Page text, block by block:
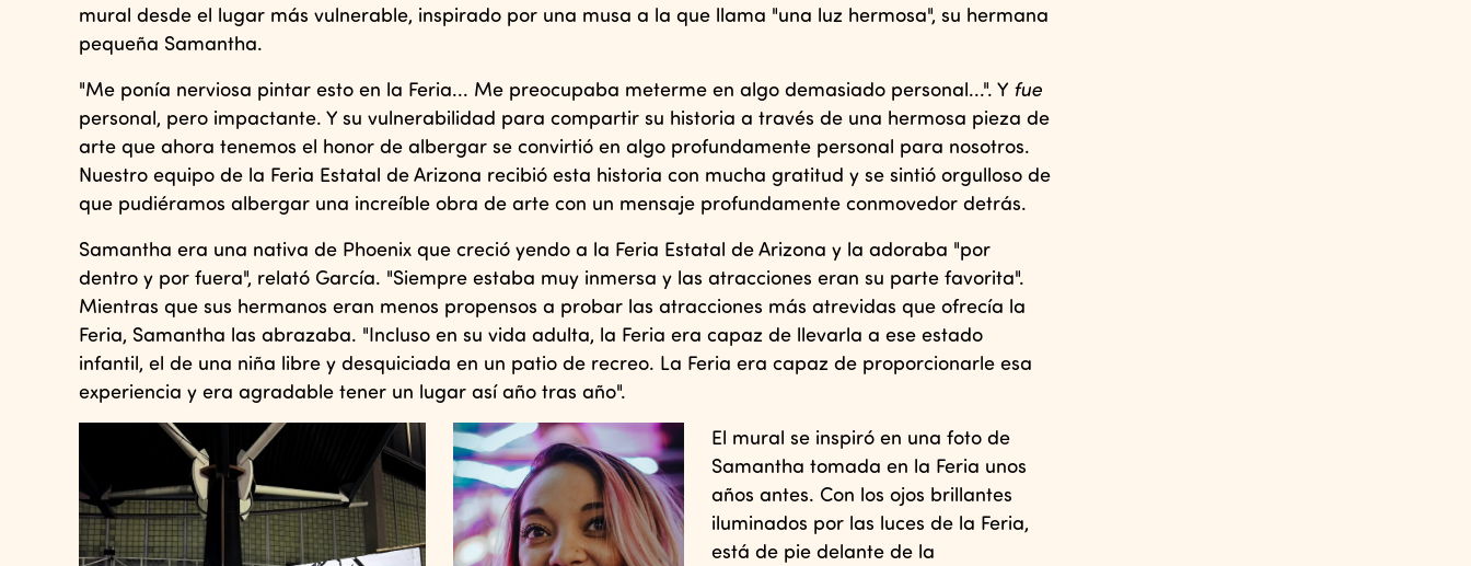
mural desde el lugar más vulnerable, inspirado por una musa a la que llama "una luz hermosa", su hermana
pequeña Samantha.
"Me ponía nerviosa pintar esto en la Feria... Me preocupaba meterme en algo demasiado personal...". Y fue
personal, pero impactante. Y su vulnerabilidad para compartir su historia a través de una hermosa pieza de
arte que ahora tenemos el honor de albergar se convirtió en algo profundamente personal para nosotros.
Nuestro equipo de la Feria Estatal de Arizona recibió esta historia con mucha gratitud y se sintió orgulloso de
que pudiéramos albergar una increíble obra de arte con un mensaje profundamente conmovedor detrás.
Samantha era una nativa de Phoenix que creció yendo a la Feria Estatal de Arizona y la adoraba "por
dentro y por fuera", relató García. "Siempre estaba muy inmersa y las atracciones eran su parte favorita".
Mientras que sus hermanos eran menos propensos a probar las atracciones más atrevidas que ofrecía la
Feria, Samantha las abrazaba. "Incluso en su vida adulta, la Feria era capaz de llevarla a ese estado
infantil, el de una niña libre y desquiciada en un patio de recreo. La Feria era capaz de proporcionarle esa
experiencia y era agradable tener un lugar así año tras año".
El mural se inspiró en una foto de
Samantha tomada en la Feria unos
años antes. Con los ojos brillantes
iluminados por las luces de la Feria,
está de pie delante de la